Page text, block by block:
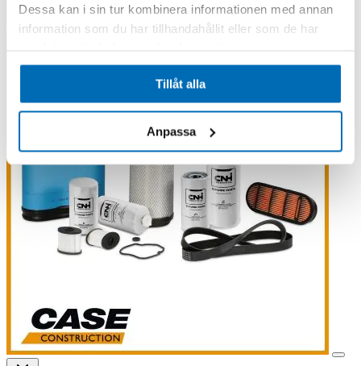
Dessa kan i sin tur kombinera informationen med annan
information som du har tillhandahållit eller som de har
Tillåt alla
Anpassa